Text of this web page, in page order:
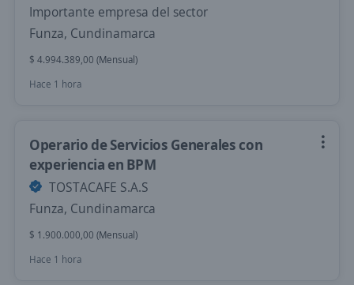
Importante empresa del sector
Funza, Cundinamarca
$ 4.994.389,00 (Mensual)
Hace 1 hora
Operario de Servicios Generales con
experiencia en BPM
TOSTACAFE S.A.S
Funza, Cundinamarca
$ 1.900.000,00 (Mensual)
Hace 1 hora